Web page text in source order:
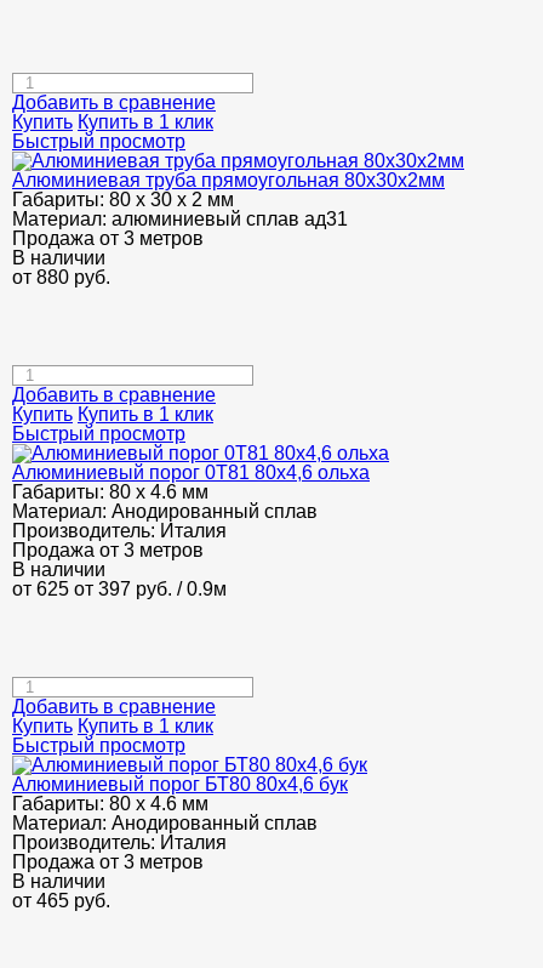
Добавить в сравнение
Купить Купить в 1 клик
Быстрый просмотр
Алюминиевая труба прямоугольная 80х30х2мм
Габариты: 80 х 30 х 2 мм
Материал: алюминиевый сплав ад31
Продажа от 3 метров
В наличии
от 880 руб.
Добавить в сравнение
Купить Купить в 1 клик
Быстрый просмотр
Алюминиевый порог 0Т81 80х4,6 ольха
Габариты: 80 х 4.6 мм
Материал: Анодированный сплав
Производитель: Италия
Продажа от 3 метров
В наличии
от 625 от 397 руб. / 0.9м
Добавить в сравнение
Купить Купить в 1 клик
Быстрый просмотр
Алюминиевый порог БТ80 80х4,6 бук
Габариты: 80 х 4.6 мм
Материал: Анодированный сплав
Производитель: Италия
Продажа от 3 метров
В наличии
от 465 руб.